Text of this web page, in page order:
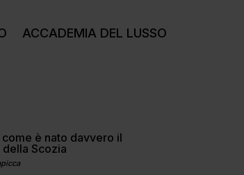
ACCADEMIA DEL LUSSO
come è nato davvero il
Scozia